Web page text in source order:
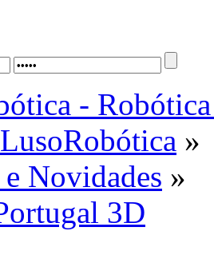
-
»
Novidades »
3D